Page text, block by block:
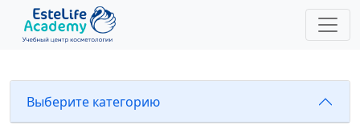
Выберите категорию